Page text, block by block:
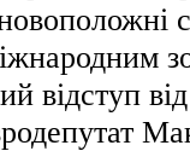
відступ